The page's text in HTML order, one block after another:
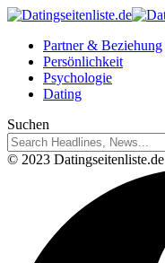
Partner & Beziehung
Persönlichkeit
Psychologie
Dating
Suchen
© 2023 Datingseitenliste.de